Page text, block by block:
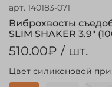
арт. 140183-071
Виброхвосты
SLIM SHAKER 3.9"
510.00₽ / шт.
Цвет силиконовой